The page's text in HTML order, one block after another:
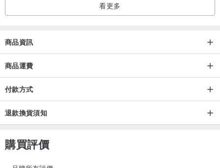
感應扣X4、 鑰匙X3、防水墊片X2
配件包X1、前後面板X1、鎖匣X1
【※※※注意事項※※※】
1.訂購前請透過Pinkoi聯絡我們，並拍照家中大門，
免費評估是否適合安裝！
．室外正面(人站室外往門拍攝)
．門的側面(打開門拍門鎖中間)
看更多
商品資訊
商品運費
付款方式
退款換貨須知
購買評價